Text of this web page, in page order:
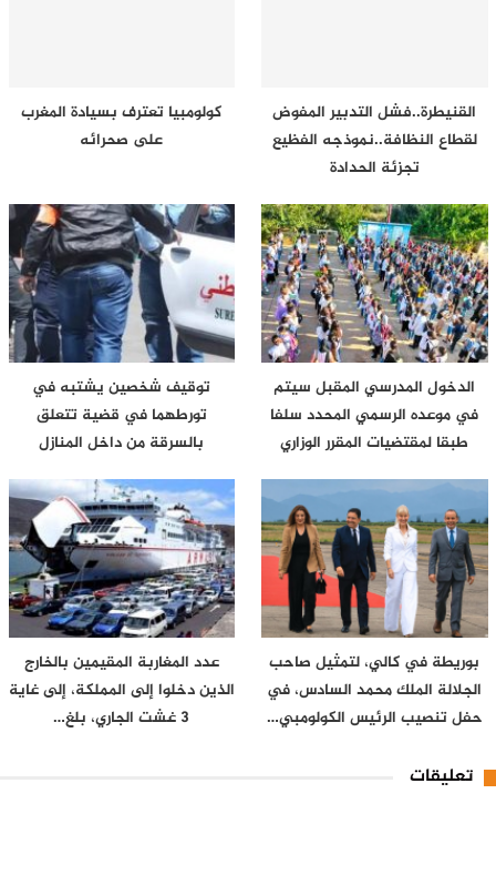
القنيطرة..فشل التدبير المفوض
لقطاع النظافة..نموذجه الفظيع
تجزئة الحدادة
كولومبيا تعترف بسيادة المغرب
على صحرائه
الدخول المدرسي المقبل سیتم
في موعده الرسمي المحدد سلفا
طبقا لمقتضیات المقرر الوزاري
توقيف شخصين يشتبه في
تورطهما في قضية تتعلق
بالسرقة من داخل المنازل
بوريطة في كالي، لتمثيل صاحب
الجلالة الملك محمد السادس، في
حفل تنصيب الرئيس الكولومبي…
عدد المغاربة المقيمين بالخارج
الذين دخلوا إلى المملكة، إلى غاية
3 غشت الجاري، بلغ…
تعليقات